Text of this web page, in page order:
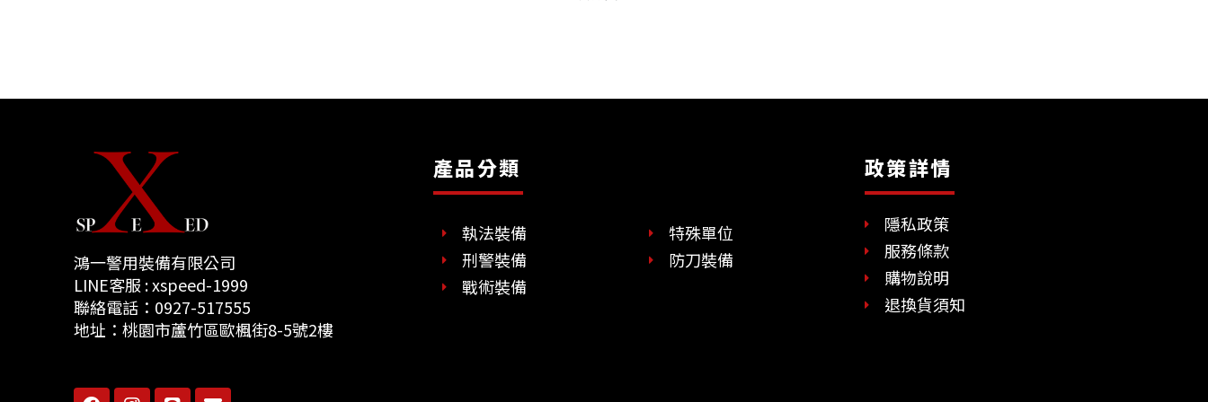
鴻一警用裝備有限公司
LINE客服 : xspeed-1999
聯絡電話：0927-517555
地址：桃園市蘆竹區歐楓街8-5號2樓
F I L E
產品分類
執法裝備
刑警裝備
戰術裝備
特殊單位
防刀裝備
政策詳情
隱私政策
服務條款
購物說明
退換貨須知